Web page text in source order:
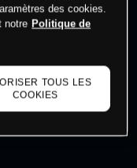
vous pour voir les
des cookies.
notre Politique de
TOUS LES
COOKIES